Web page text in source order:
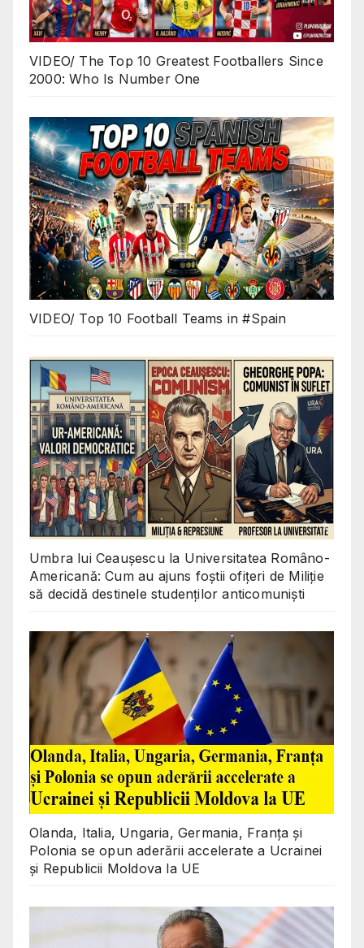
VIDEO/ The Top 10 Greatest Footballers Since
2000: Who Is Number One
VIDEO/ Top 10 Football Teams in #Spain
Umbra lui Ceaușescu la Universitatea Româno-
Americană: Cum au ajuns foștii ofițeri de Miliție
să decidă destinele studenților anticomuniști
Olanda, Italia, Ungaria, Germania, Franța și
Polonia se opun aderării accelerate a Ucrainei
și Republicii Moldova la UE